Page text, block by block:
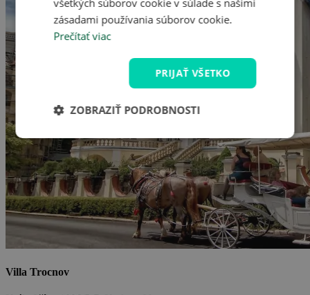
Villa Trocnov
všetkých súborov cookie v súlade s našimi
zásadami používania súborov cookie.
Prečítať viac
PRIJAŤ VŠETKO
ZOBRAZIŤ PODROBNOSTI